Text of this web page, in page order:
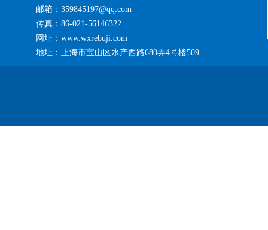
邮箱：359845197@qq.com
传真：86-021-56146322
网址：www.wxrebuji.com
地址：上海市宝山区水产西路680弄4号楼509